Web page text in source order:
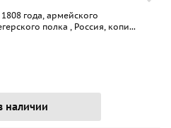
года, армейского
полка , Россия, копи...
наличии